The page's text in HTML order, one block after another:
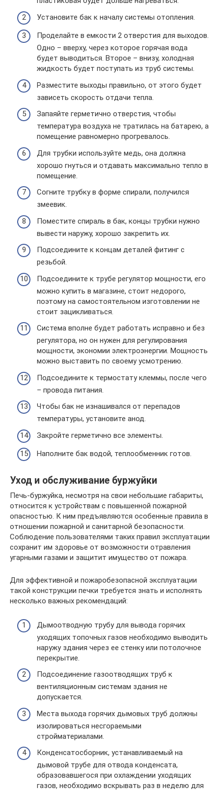
Установите бак к началу системы отопления.
Проделайте в емкости 2 отверстия для выходов.
Одно – вверху, через которое горячая вода
будет выводиться. Второе – внизу, холодная
жидкость будет поступать из труб системы.
Разместите выходы правильно, от этого будет
зависеть скорость отдачи тепла.
Запаяйте герметично отверстия, чтобы
температура воздуха не тратилась на батарею, а
помещение равномерно прогревалось.
Для трубки используйте медь, она должна
хорошо гнуться и отдавать максимально тепло в
помещение.
Согните трубку в форме спирали, получился
змеевик.
Поместите спираль в бак, концы трубки нужно
вывести наружу, хорошо закрепить их.
Подсоедините к концам деталей фитинг с
резьбой.
Подсоедините к трубе регулятор мощности, его
можно купить в магазине, стоит недорого,
поэтому на самостоятельном изготовлении не
стоит зацикливаться.
Система вполне будет работать исправно и без
регулятора, но он нужен для регулирования
мощности, экономии электроэнергии. Мощность
можно выставить по своему усмотрению.
Подсоедините к термостату клеммы, после чего
– провода питания.
Чтобы бак не изнашивался от перепадов
температуры, установите анод.
Закройте герметично все элементы.
Наполните бак водой, теплообменник готов.
Уход и обслуживание буржуйки
Печь-буржуйка, несмотря на свои небольшие габариты,
относится к устройствам с повышенной пожарной
опасностью. К ним предъявляются особенные правила в
отношении пожарной и санитарной безопасности.
Соблюдение пользователями таких правил эксплуатации
сохранит им здоровье от возможности отравления
угарными газами и защитит имущество от пожара.
Для эффективной и пожаробезопасной эксплуатации
такой конструкции печки требуется знать и исполнять
несколько важных рекомендаций:
Дымоотводную трубу для вывода горячих
уходящих топочных газов необходимо выводить
наружу здания через ее стенку или потолочное
перекрытие.
Подсоединение газоотводящих труб к
вентиляционным системам здания не
допускается.
Места выхода горячих дымовых труб должны
изолироваться несгораемыми
стройматериалами.
Конденсатосборник, устанавливаемый на
дымовой трубе для отвода конденсата,
образовавшегося при охлаждении уходящих
газов, необходимо вскрывать раз в неделю для